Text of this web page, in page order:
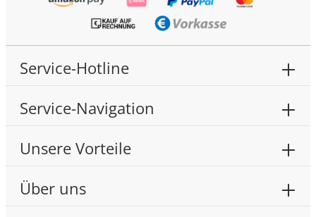
Service-Hotline
Service-Navigation
Unsere Vorteile
Über uns